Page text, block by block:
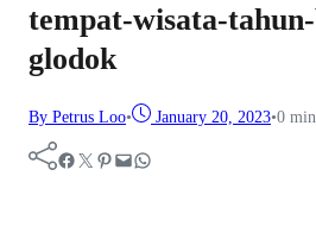
tempat-wisata-
glodok
By Petrus Loo• January 20, 2023•0
Facebook Twitter Pinterest Mail WhatsApp